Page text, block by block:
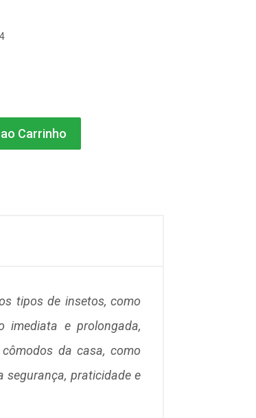
Carrinho
tipos de insetos, como
imediata e prolongada,
da casa, como
segurança, praticidade e